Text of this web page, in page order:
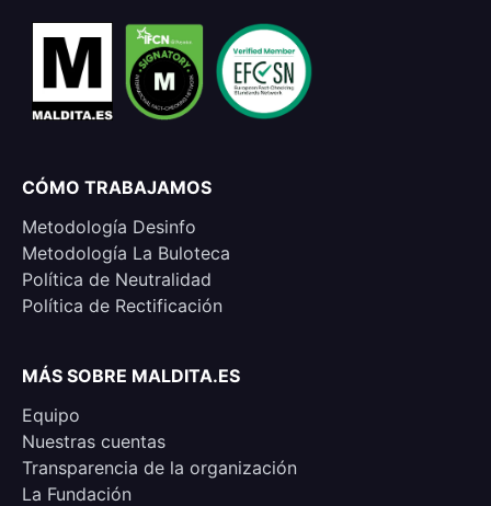
CÓMO TRABAJAMOS
Metodología Desinfo
Metodología La Buloteca
Política de Neutralidad
Política de Rectificación
MÁS SOBRE MALDITA.ES
Equipo
Nuestras cuentas
Transparencia de la organización
La Fundación